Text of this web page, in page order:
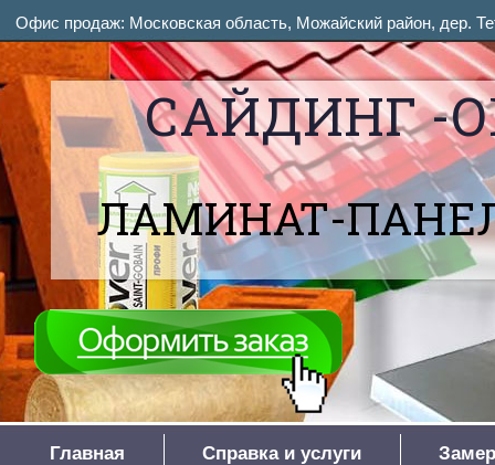
САЙДИНГ -
ЛАМИНАТ-
Офис продаж: Московская область, Можайский район, дер.
Главная Справка и услуги